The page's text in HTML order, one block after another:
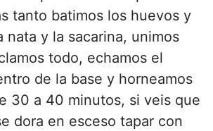
tanto batimos los huevos y
nata y la sacarina, unimos
todo, echamos el
de la base y horneamos
30 a 40 minutos, si veis que
dora en esceso tapar con